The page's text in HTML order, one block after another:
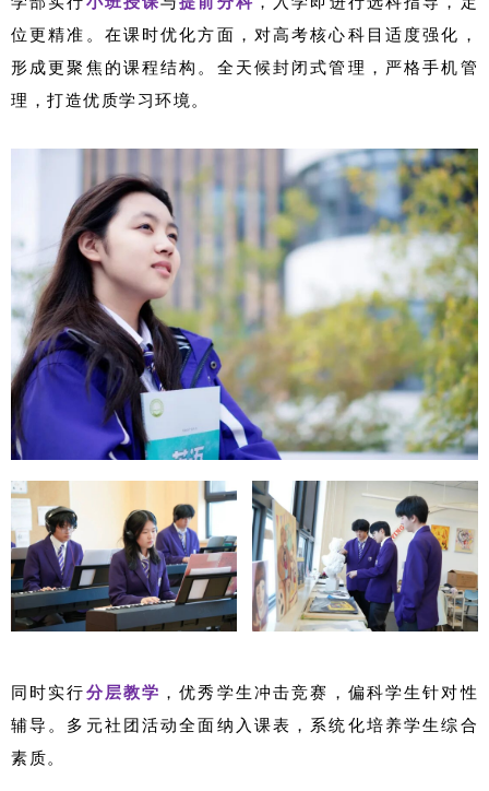
位更精准。在课时优化方面，对高考核心科目适度强化，
形成更聚焦的课程结构。全天候封闭式管理，严格手机管
理，打造优质学习环境。
同时实行分层教学 ，优秀学生冲击竞赛，偏科学生针对性
辅导。多元社团活动全面纳入课表，系统化培养学生综合
素质。